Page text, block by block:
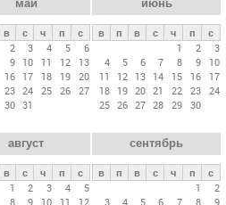
в с ч п
с
2 3 4 5
6
9 10 11 12
13
16 17 18 19 20
23 24 25 26 27
30 31
в п в с ч п
с
1
2
3
4
5 6 7 8 9
10
11
12 13 14 15 16
17
18 19 20 21 22 23 24
25 26 27 28 29 30
август
в с ч п
с
1
2 3 4
5
8 9 10 11 12
сентябрь
в п в с ч п
с
1
2
3
4 5 6 7 8 9